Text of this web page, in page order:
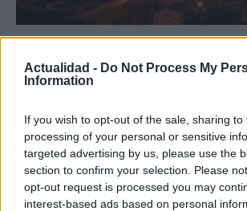
Actualidad - Do Not Process My
Information
If you wish to opt-out of the sale, sharing
processing of your personal or sensitive
targeted advertising by us, please use the
section to confirm your selection. Please
opt-out request is processed you may
interest-based ads based on personal
Eventos culturales en
el verano de 2026
CULTURA